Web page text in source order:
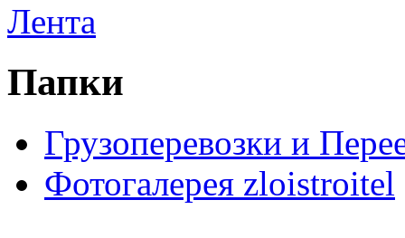
Лента
Папки
Грузоперевозки и
Фотогалерея zloistroitel